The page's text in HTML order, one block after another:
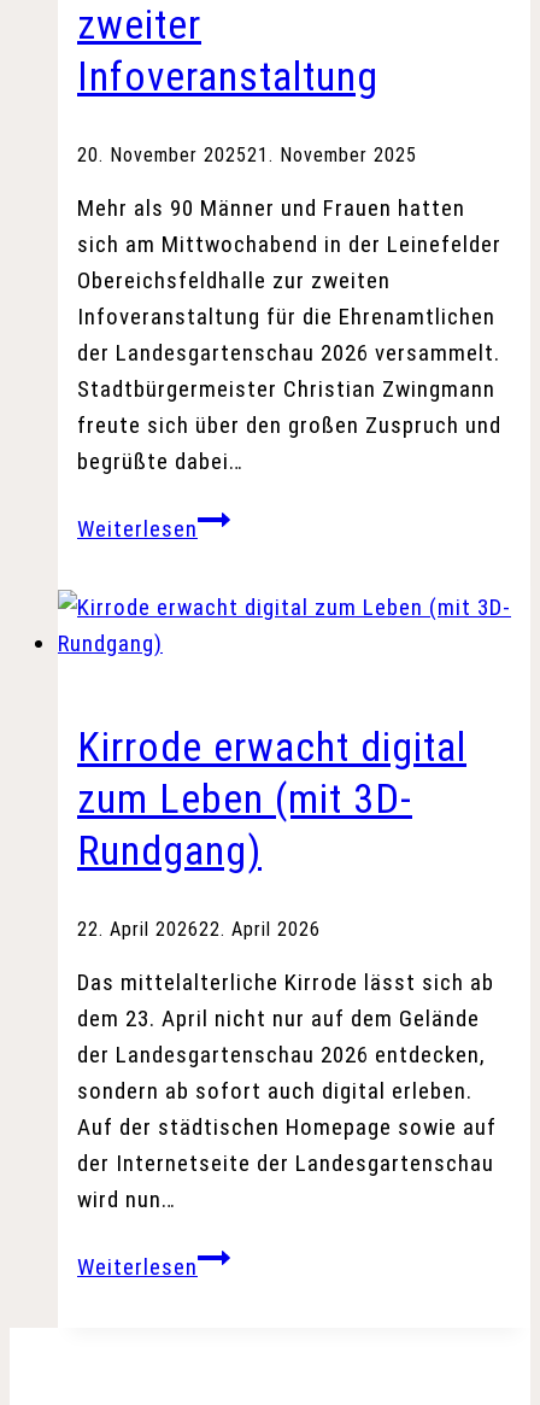
zweiter
Infoveranstaltung
20. November 202521. November 2025
Mehr als 90 Männer und Frauen hatten
sich am Mittwochabend in der Leinefelder
Obereichsfeldhalle zur zweiten
Infoveranstaltung für die Ehrenamtlichen
der Landesgartenschau 2026 versammelt.
Stadtbürgermeister Christian Zwingmann
freute sich über den großen Zuspruch und
begrüßte dabei…
WeiterlesenGroßer
bei
zweiter
Kirrode erwacht digital
zum Leben (mit 3D-
Rundgang)
22. April 202622. April 2026
Das mittelalterliche Kirrode lässt sich ab
dem 23. April nicht nur auf dem Gelände
der Landesgartenschau 2026 entdecken,
sondern ab sofort auch digital erleben.
Auf der städtischen Homepage sowie auf
der Internetseite der Landesgartenschau
wird nun…
WeiterlesenKirrode